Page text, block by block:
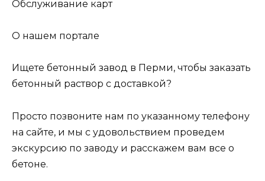
Обслуживание карт
О нашем портале
Ищете бетонный завод в Перми, чтобы заказать
бетонный раствор с доставкой?
Просто позвоните нам по указанному телефону
на сайте, и мы с удовольствием проведем
экскурсию по заводу и расскажем вам все о
бетоне.